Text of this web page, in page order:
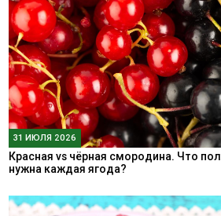
31 ИЮЛЯ 2026
Красная vs чёрная смородина. Что
нужна каждая ягода?